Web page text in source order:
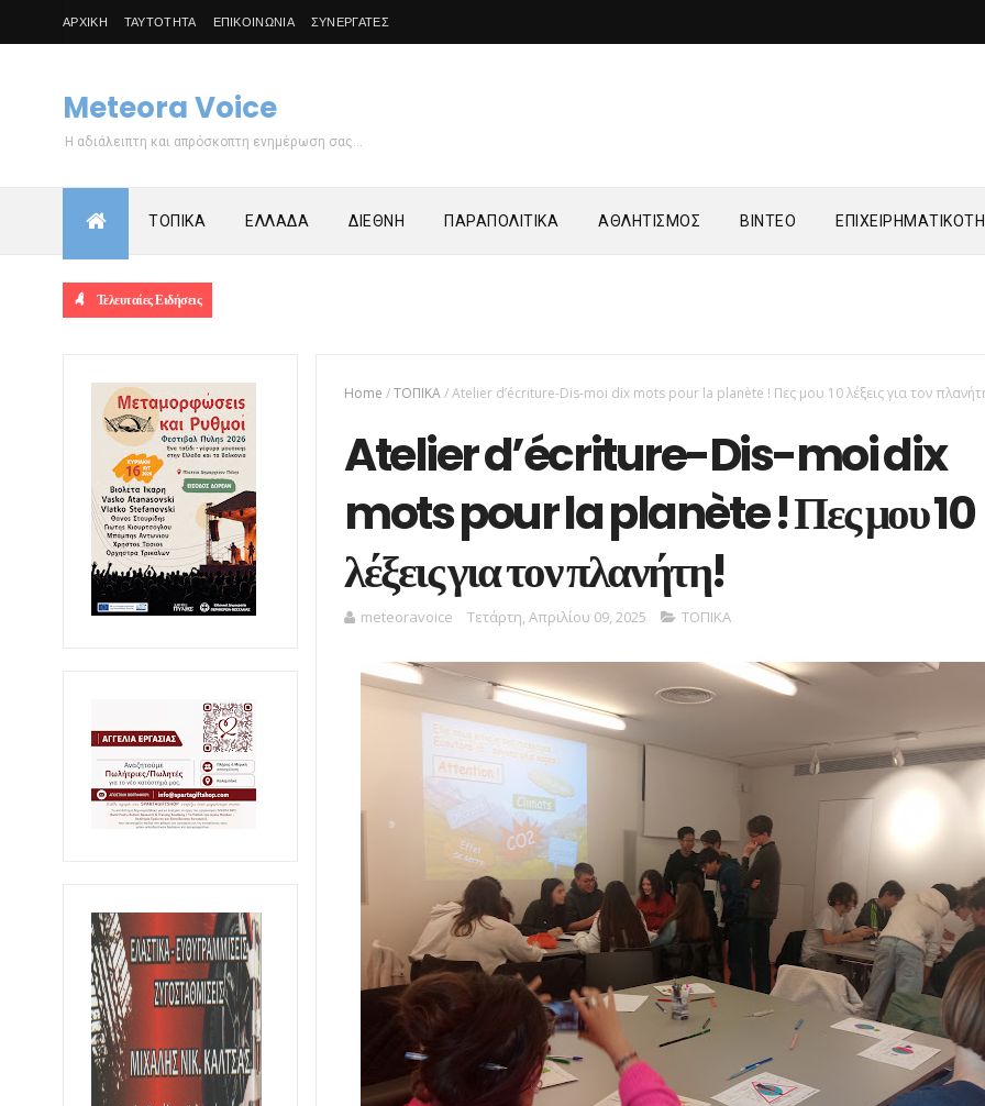
ΑΡΧΙΚΗ ΤΑΥΤΟΤΗΤΑ ΕΠΙΚΟΙΝΩΝΙΑ ΣΥΝΕΡΓΑΤΕΣ
Meteora Voice
Η αδιάλειπτη και απρόσκοπτη ενημέρωση σας...
ΤΟΠΙΚΑ ΕΛΛΑΔΑ ΔΙΕΘΝΗ ΠΑΡΑΠΟΛΙΤΙΚΑ ΑΘΛΗΤΙΣΜΟΣ ΒΙΝΤΕΟ
Τελευταίες Ειδήσεις
Home /ΤΟΠΙΚΑ/Atelier d’écriture-Dis-moi dix mots pour la planète ! Πες μου 10 λέξεις για τον
Atelier d’écriture-Dis-moi dix
mots pour la planète ! Πες μου 10
λέξεις για τον πλανήτη!
meteoravoice Τετάρτη, Απριλίου 09, 2025 ΤΟΠΙΚΑ